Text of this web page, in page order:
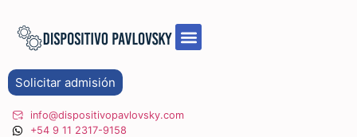
Solicitar admisión
info@dispositivopavlovsky.com
+54 9 11 2317-9158